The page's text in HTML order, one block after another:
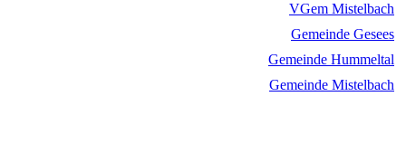
VGem Mistelbach
Gemeinde Gesees
Gemeinde Hummeltal
Gemeinde Mistelbach